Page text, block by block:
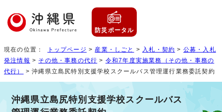
防災ポータル
現在の位置： トップページ > 産業・しごと > 入札・契約 > 公募・入札
発注情報 > その他・事務の代行 > 令和7年度実施業務（その他・事務の
代行）
> 沖縄県立島尻特別支援学校スクールバス管理運行業務委託契約
沖縄県立島尻特別支援学校スクールバス